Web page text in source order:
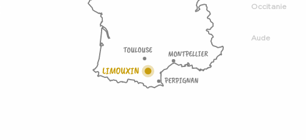
Occitanie
Aude